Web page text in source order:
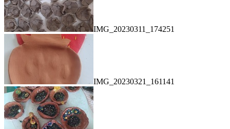
IMG_20230311_174251
IMG_20230321_161141